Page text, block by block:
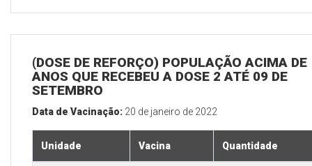
(DOSE DE REFORÇO) POPULAÇÃO ACIMA DE
ANOS QUE RECEBEU A DOSE 2 ATÉ 09 DE
SETEMBRO
Data de Vacinação: 20 de janeiro de 2022
Unidade Vacina Quantidade